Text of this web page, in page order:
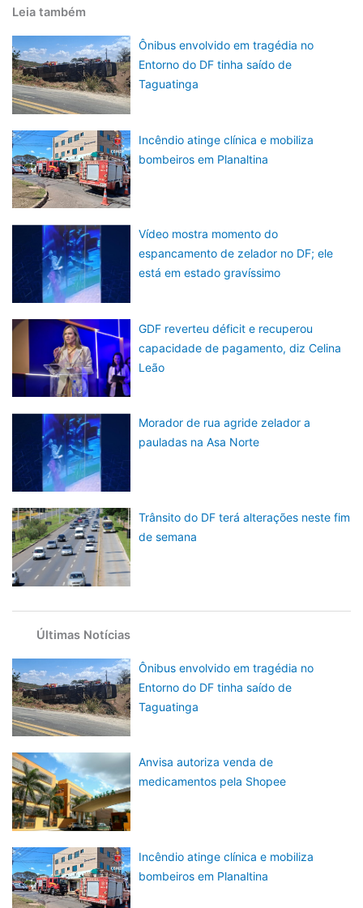
Leia também
Ônibus envolvido em tragédia no
Entorno do DF tinha saído de
Taguatinga
Incêndio atinge clínica e mobiliza
bombeiros em Planaltina
Vídeo mostra momento do
espancamento de zelador no DF; ele
está em estado gravíssimo
GDF reverteu déficit e recuperou
capacidade de pagamento, diz Celina
Leão
Morador de rua agride zelador a
pauladas na Asa Norte
Trânsito do DF terá alterações neste fim
de semana
Últimas Notícias
Ônibus envolvido em tragédia no
Entorno do DF tinha saído de
Taguatinga
Anvisa autoriza venda de
medicamentos pela Shopee
Incêndio atinge clínica e mobiliza
bombeiros em Planaltina